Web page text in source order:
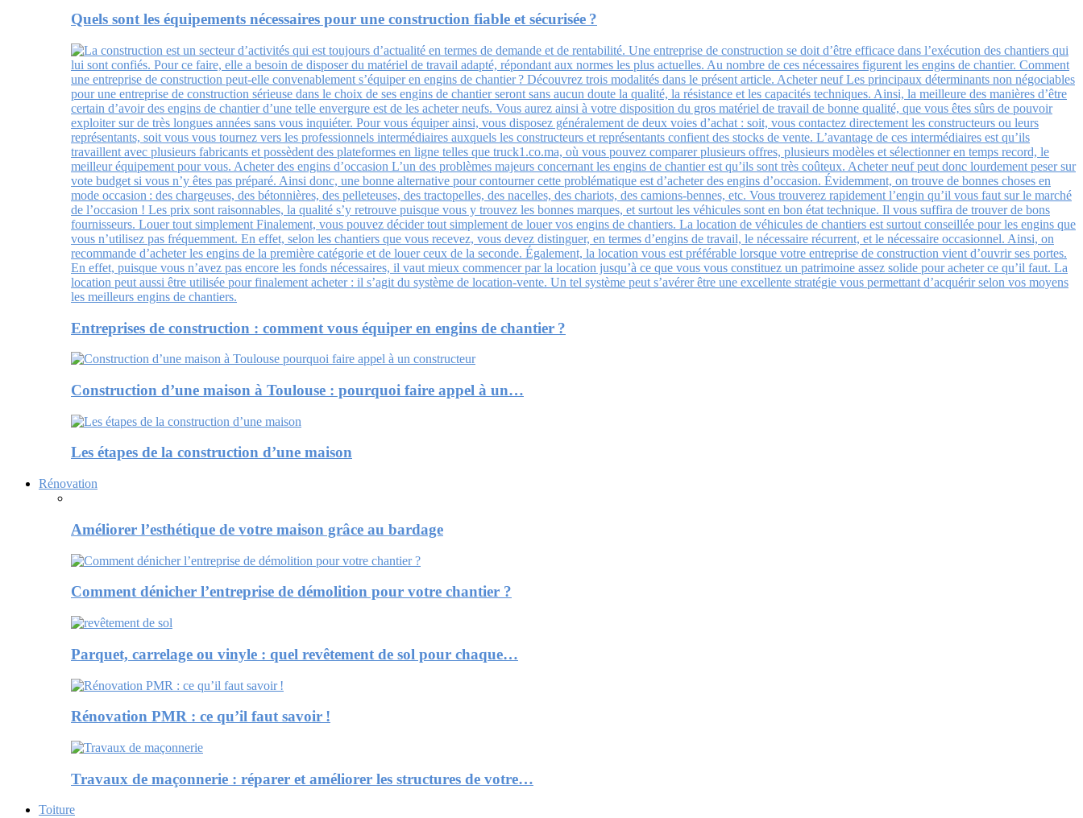
Quels sont les équipements nécessaires pour une construction fiable et sécurisée ?
Entreprises de construction : comment vous équiper en engins de chantier ?
Construction d’une maison à Toulouse : pourquoi faire appel à un…
Les étapes de la construction d’une maison
Rénovation
Améliorer l’esthétique de votre maison grâce au bardage
Comment dénicher l’entreprise de démolition pour votre chantier ?
Parquet, carrelage ou vinyle : quel revêtement de sol pour chaque…
Rénovation PMR : ce qu’il faut savoir !
Travaux de maçonnerie : réparer et améliorer les structures de votre…
Toiture